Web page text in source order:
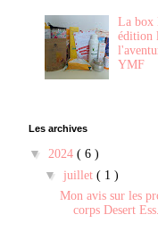
La box
édition
YMF
Les archives
▼ 2024 ( 6 )
▼ juillet ( 1 )
Mon avis sur les
corps Desert